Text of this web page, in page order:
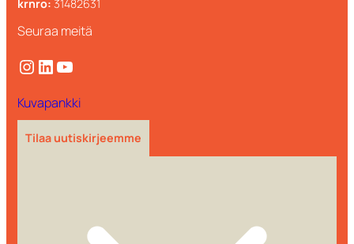
krnro: 31482631
Seuraa meitä
Instagram LinkedIn YouTube
Kuvapankki
Tilaa uutiskirjeemme